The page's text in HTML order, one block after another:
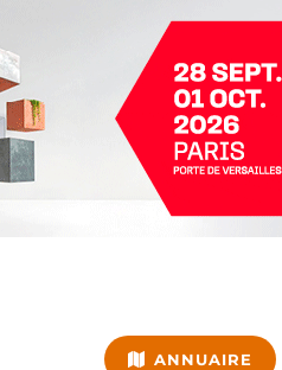
ANNUAIRE